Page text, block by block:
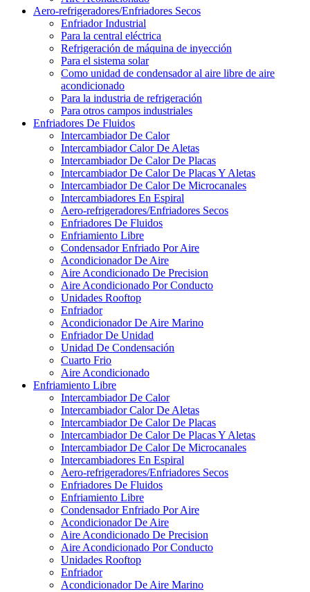
Aero-refrigeradores/Enfriadores Secos
Enfriador Industrial
Para la central eléctrica
Refrigeración de máquina de inyección
Para el sistema solar
Como unidad de condensador al aire libre de aire
acondicionado
Para la industria de refrigeración
Para otros campos industriales
Enfriadores De Fluidos
Intercambiador De Calor
Intercambiador Calor De Aletas
Intercambiador De Calor De Placas
Intercambiador De Calor De Placas Y Aletas
Intercambiador De Calor De Microcanales
Intercambiadores En Espiral
Aero-refrigeradores/Enfriadores Secos
Enfriadores De Fluidos
Enfriamiento Libre
Condensador Enfriado Por Aire
Acondicionador De Aire
Aire Acondicionado De Precision
Aire Acondicionado Por Conducto
Unidades Rooftop
Enfriador
Acondicionador De Aire Marino
Enfriador De Unidad
Unidad De Condensación
Cuarto Frio
Aire Acondicionado
Enfriamiento Libre
Intercambiador De Calor
Intercambiador Calor De Aletas
Intercambiador De Calor De Placas
Intercambiador De Calor De Placas Y Aletas
Intercambiador De Calor De Microcanales
Intercambiadores En Espiral
Aero-refrigeradores/Enfriadores Secos
Enfriadores De Fluidos
Enfriamiento Libre
Condensador Enfriado Por Aire
Acondicionador De Aire
Aire Acondicionado De Precision
Aire Acondicionado Por Conducto
Unidades Rooftop
Enfriador
Acondicionador De Aire Marino